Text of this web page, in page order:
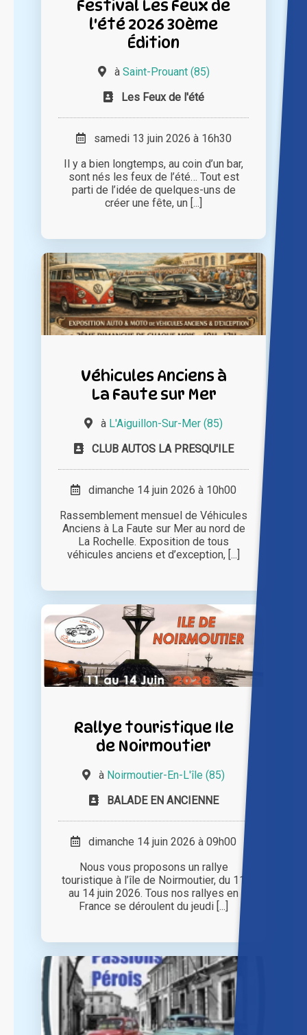
Festival Les Feux de
l'été 2026 30ème
Édition
à Saint-Prouant (85)
Les Feux de l'été
samedi 13 juin 2026 à 16h30
Il y a bien longtemps, au coin d’un bar,
sont nés les feux de l’été… Tout est
parti de l’idée de quelques-uns de
créer une fête, un [...]
Véhicules Anciens à
La Faute sur Mer
à L'Aiguillon-Sur-Mer (85)
CLUB AUTOS LA PRESQU'ILE
dimanche 14 juin 2026 à 10h00
Rassemblement mensuel de Véhicules
Anciens à La Faute sur Mer au nord de
La Rochelle. Exposition de tous
véhicules anciens et d’exception, [...]
Rallye touristique Ile
de Noirmoutier
à Noirmoutier-En-L'île (85)
BALADE EN ANCIENNE
dimanche 14 juin 2026 à 09h00
Nous vous proposons un rallye
touristique à l’île de Noirmoutier, du 11
au 14 juin 2026. Tous nos rallyes en
France se déroulent du jeudi [...]